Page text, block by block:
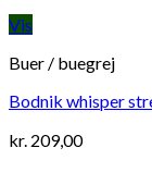
Vis
Buer / buegrej
Bodnik whisper
kr. 209,00